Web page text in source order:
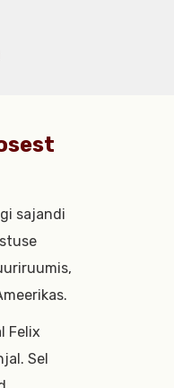
sajandi
Felix
Sel